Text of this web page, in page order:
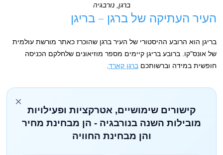
ברגן, נורבגיה
העיר העתיקה של ברגן – בריגן
בריגן הוא הרובע ההיסטורי של העיר ברגן שהוכרז כאתר מורשת עולמית
של אונס"קו. ברובע בריגן קיימים מספר מוזיאונים שלחלקם הכניסה
חופשית במידה וברשותכםברגן קארד
×
קישורים שימושיים, אטרקציות ופעילויות
מובילות השנה בנורבגיה - הן מבחינת מחיר
והן מבחינת החוויה